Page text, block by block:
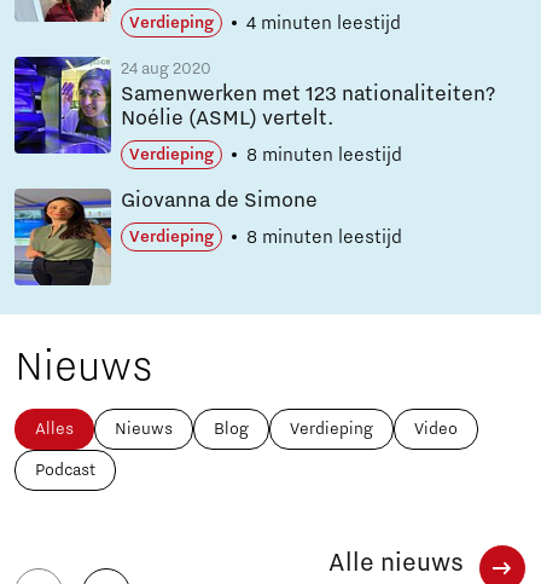
Verdieping 4 minuten leestijd
24 aug 2020
Samenwerken met 123 nationaliteiten?
Noélie (ASML) vertelt.
Verdieping 8 minuten leestijd
Giovanna de Simone
Verdieping 8 minuten leestijd
Nieuws
Alles Nieuws Blog Verdieping Video
Podcast
Alle nieuws